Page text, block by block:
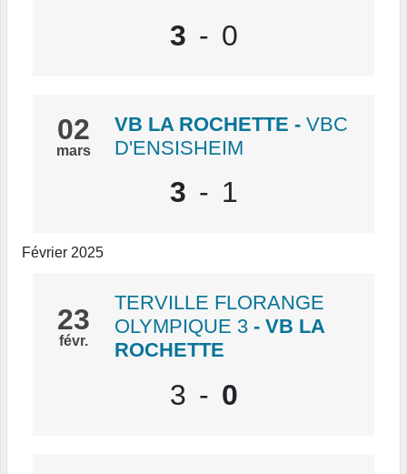
3 - 0
02
mars
VB LA ROCHETTE - VBC
D'ENSISHEIM
3 - 1
Février 2025
23
févr.
TERVILLE FLORANGE
OLYMPIQUE 3 - VB LA
ROCHETTE
3 - 0